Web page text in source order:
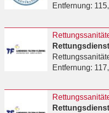
Entfernung:
Entfernung: